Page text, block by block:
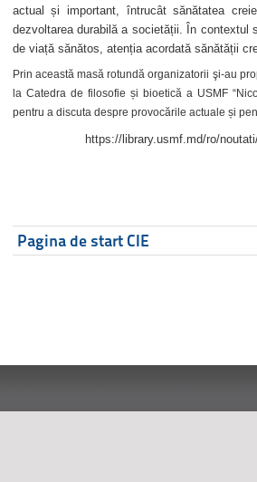
actual și important, întrucât sănătatea
dezvoltarea durabilă a societății. În contextul
de viață sănătos, atenția acordată sănătății
Prin această masă rotundă organizatorii şi-au
la Catedra de filosofie și bioetică a USMF
pentru a discuta despre provocările actuale și
https://library.usmf.md/ro/
Pagina de start CIE